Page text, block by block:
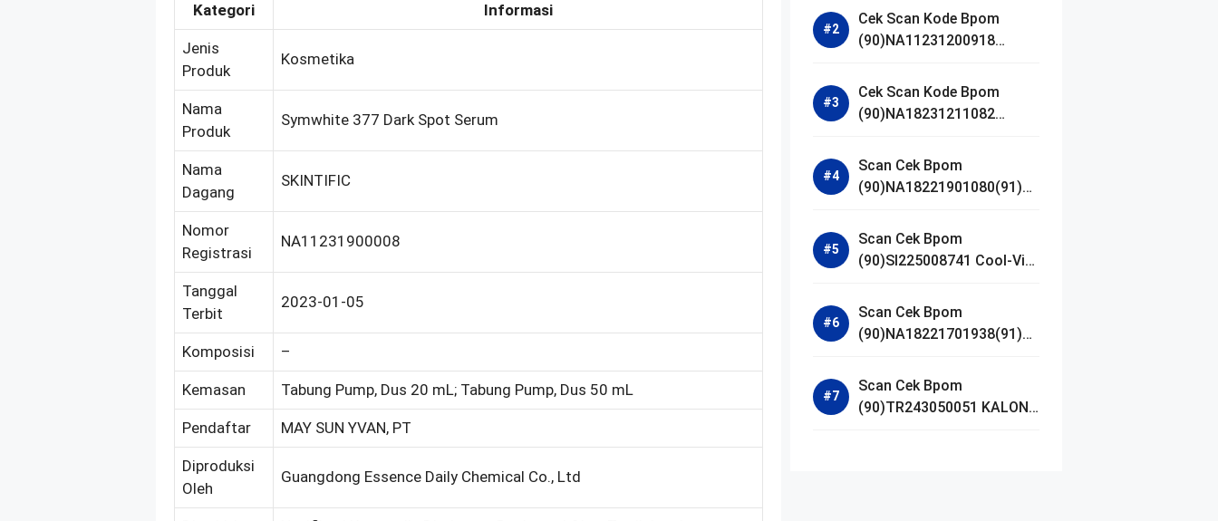
Kategori Informasi
Jenis
Produk
Kosmetika
Nama
Produk
Symwhite 377 Dark Spot Serum
Nama
Dagang
SKINTIFIC
Nomor
Registrasi
NA11231900008
Tanggal
Terbit
2023-01-05
Komposisi –
Kemasan Tabung Pump, Dus 20 mL; Tabung Pump, Dus 50 mL
Pendaftar MAY SUN YVAN, PT
Diproduksi
Oleh
Guangdong Essence Daily Chemical Co., Ltd
Skin Everytime Body
Lotion
Cek Scan Kode Bpom
(90)NA11231200918
Gel Cleanser GLAD2GLOW
Cek Scan Kode Bpom
(90)NA18231211082
Facial Wash
Scan Cek Bpom
(90)NA18221901080(91)25
White AHA Body Serum
Scan Cek Bpom
(90)SI225008741 Cool-Vita
Tablets
Scan Cek Bpom
(90)NA18221701938(91)25
Acne Sunscreen
Moisturiser SPF 35
Scan Cek Bpom
(90)TR243050051 KALON